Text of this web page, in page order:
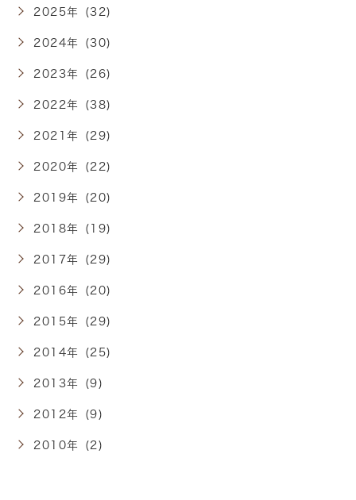
2025年 (32)
2024年 (30)
2023年 (26)
2022年 (38)
2021年 (29)
2020年 (22)
2019年 (20)
2018年 (19)
2017年 (29)
2016年 (20)
2015年 (29)
2014年 (25)
2013年 (9)
2012年 (9)
2010年 (2)